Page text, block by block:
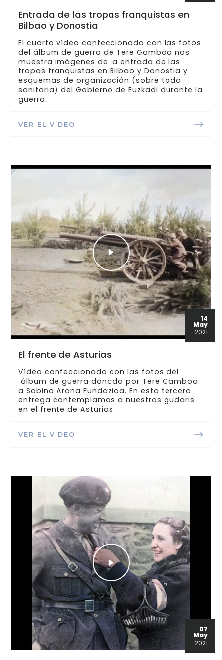
Entrada de las tropas franquistas en
Bilbao y Donostia
El cuarto vídeo confeccionado con las fotos
del álbum de guerra de Tere Gamboa nos
muestra imágenes de la entrada de las
tropas franquistas en Bilbao y Donostia y
esquemas de organización (sobre todo
sanitaria) del Gobierno de Euzkadi durante la
guerra.
VER EL VÍDEO
14
May
2021
El frente de Asturias
Vídeo confeccionado con las fotos del
álbum de guerra donado por Tere Gamboa
a Sabino Arana Fundazioa. En esta tercera
entrega contemplamos a nuestros gudaris
en el frente de Asturias.
VER EL VÍDEO
07
May
2021